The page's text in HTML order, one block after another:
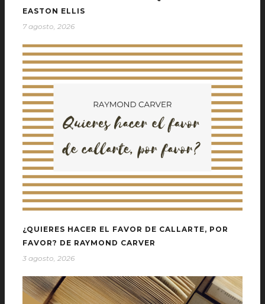
EASTON ELLIS
7 agosto, 2026
¿QUIERES HACER EL FAVOR DE CALLARTE, POR
FAVOR? DE RAYMOND CARVER
3 agosto, 2026